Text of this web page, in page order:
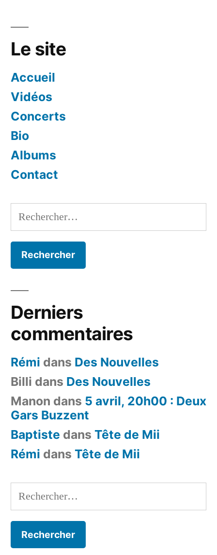
Le site
Accueil
Vidéos
Concerts
Bio
Albums
Contact
Rechercher :
Derniers
commentaires
Rémi dans Des Nouvelles
Billi dans Des Nouvelles
Manon dans 5 avril, 20h00 : Deux
Gars Buzzent
Baptiste dans Tête de Mii
Rémi dans Tête de Mii
Rechercher :